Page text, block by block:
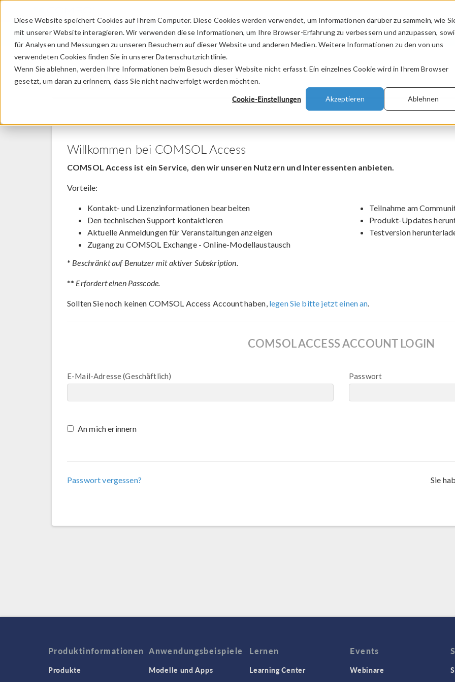
Diese Website speichert Cookies auf Ihrem Computer. Diese Cookies werden verwendet, um Informationen darüber zu sammeln, wie
mit unserer Website interagieren. Wir verwenden diese Informationen, um Ihre Browser-Erfahrung zu verbessern und anzupassen,
für Analysen und Messungen zu unseren Besuchern auf dieser Website und anderen Medien. Weitere Informationen zu den von uns
verwendeten Cookies finden Sie in unserer Datenschutzrichtlinie.
Wenn Sie ablehnen, werden Ihre Informationen beim Besuch dieser Website nicht erfasst. Ein einzelnes Cookie wird in Ihrem Browser
gesetzt, um daran zu erinnern, dass Sie nicht nachverfolgt werden möchten.
Cookie-Einstellungen Akzeptieren Ablehnen
PRODUKTE BRANCHEN VIDEOS
COMSOL Access
Willkommen bei COMSOL Access
COMSOL Access ist ein Service, den wir unseren Nutzern und Interessenten anbieten.
Vorteile:
Kontakt- und Lizenzinformationen bearbeiten
Den technischen Support kontaktieren
Aktuelle Anmeldungen für Veranstaltungen anzeigen
Zugang zu COMSOL Exchange - Online-Modellaustausch
Teilnahme am
Produkt-Updates
Testversion
* Beschränkt auf Benutzer mit aktiver Subskription.
** Erfordert einen Passcode.
Sollten Sie noch keinen COMSOL Access Account haben, legen Sie bitte jetzt einen an.
COMSOL ACCESS ACCOUNT LOGIN
E-Mail-Adresse (Geschäftlich) Passwort
An mich erinnern
Passwort vergessen? Sie
Produktinformationen
Produkte
Anwendungsbeispiele
Modelle und Apps
Lernen
Learning Center
Events
Webinare